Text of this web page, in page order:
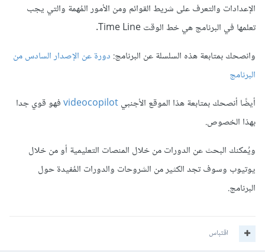
الإعدادات والتعرف على شريط القوائم ومن الأمور المُهمة والتي يجب
تعلمها في البرنامج هي خط الوقت Time Line.
وانصحك بمتابعة هذه السلسلة عن البرنامج: دورة عن الإصدار السادس من
البرنامج
أيضًا أنصحك بمتابعة هذا الموقع الأجنبيvideocopilotفهو قوي جدا
بهذا الخصوص.
ويُمكنك البحث عن الدورات من خلال المنصات التعليمية أو من خلال
يوتيوب وسوف تجد الكثير من الشروحات والدورات المُفيدة حول
البرنامج.
اقتباس